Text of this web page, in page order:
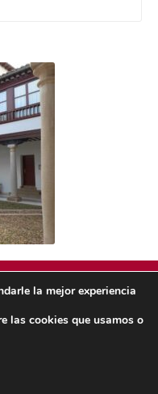
la mejor experiencia
las cookies que usamos o